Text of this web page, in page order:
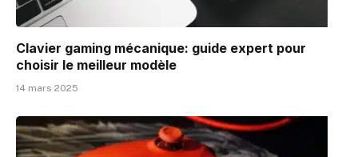
Clavier gaming mécanique: guide expert pour
choisir le meilleur modèle
14 mars 2025